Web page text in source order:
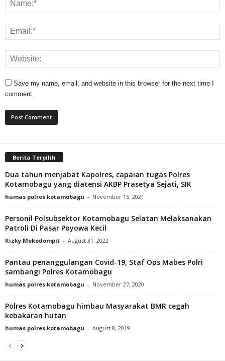
Save my name, email, and website in this browser for the next time I
comment.
Berita Terpilih
Dua tahun menjabat Kapolres, capaian tugas Polres
Kotamobagu yang diatensi AKBP Prasetya Sejati, SIK
humas polres kotamobagu - November 15, 2021
Personil Polsubsektor Kotamobagu Selatan Melaksanakan
Patroli Di Pasar Poyowa Kecil
Rizky Mokodompit - August 31, 2022
Pantau penanggulangan Covid-19, Staf Ops Mabes Polri
sambangi Polres Kotamobagu
humas polres kotamobagu - November 27, 2020
Polres Kotamobagu himbau Masyarakat BMR cegah
kebakaran hutan
humas polres kotamobagu - August 8, 2019